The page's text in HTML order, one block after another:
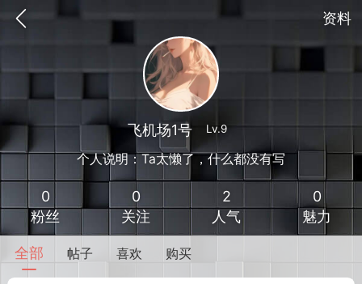
资料
我的钱包 道具 排行榜
飞机场1号 Lv.9
个人说明：Ta太懒了，什么都没有写
0
粉丝
0
关注
2
人气
0
魅力
全部 帖子 喜欢 购买